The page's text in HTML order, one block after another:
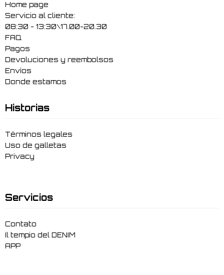
Home page
Servicio al cliente:
08:30 - 13:30\17.00-20.30
FAQ
Pagos
Devoluciones y reembolsos
Envíos
Donde estamos
Historias
Términos legales
Uso de galletas
Privacy
Servicios
Contato
Il tempio del DENIM
APP